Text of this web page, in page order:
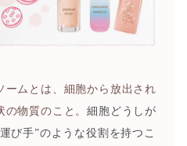
ームとは、細胞から放出され
の物質のこと。細胞どうしが
び手”のような役割を持つこ